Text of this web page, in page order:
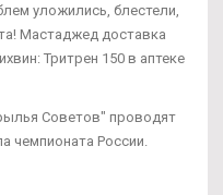
уложились, блестели,
Мастаджед доставка
Тритрен 150 в аптеке
Советов" проводят
чемпионата России.